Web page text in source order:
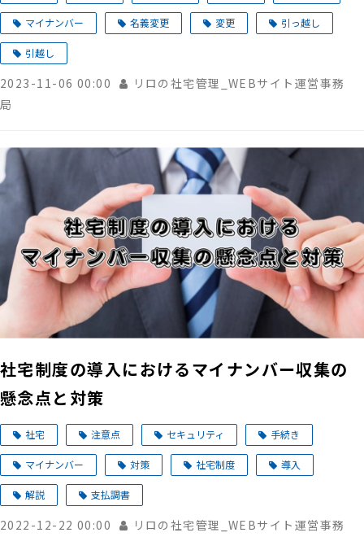
マイナンバー 名義変更 変更 引っ越し
引越し
2023-11-06 00:00
リロの社宅管理_WEBサイト運営事務
局
社宅制度の導入におけるマイナンバー収集の
懸念点と対策
社宅 注意点 セキュリティ 手続き
マイナンバー 対策 社宅制度 導入
解説 支払調書
2022-12-22 00:00
リロの社宅管理_WEBサイト運営事務